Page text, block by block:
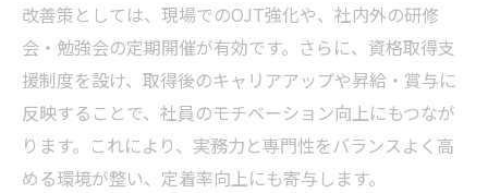
ICTやDX活用で変わる土木人材の教育現場
土木分野のICT・DX教育が人材育成に与え
る影響
最新技術を活用した土木教育の実践事例
建設業におけるICT人材教育の課題と展望
改善策としては、現場でのOJT強化や、社内外の研修
会・勉強会の定期開催が有効です。さらに、資格取得支
援制度を設け、取得後のキャリアアップや昇給・賞与に
反映することで、社員のモチベーション向上にもつなが
ります。これにより、実務力と専門性をバランスよく高
める環境が整い、定着率向上にも寄与します。